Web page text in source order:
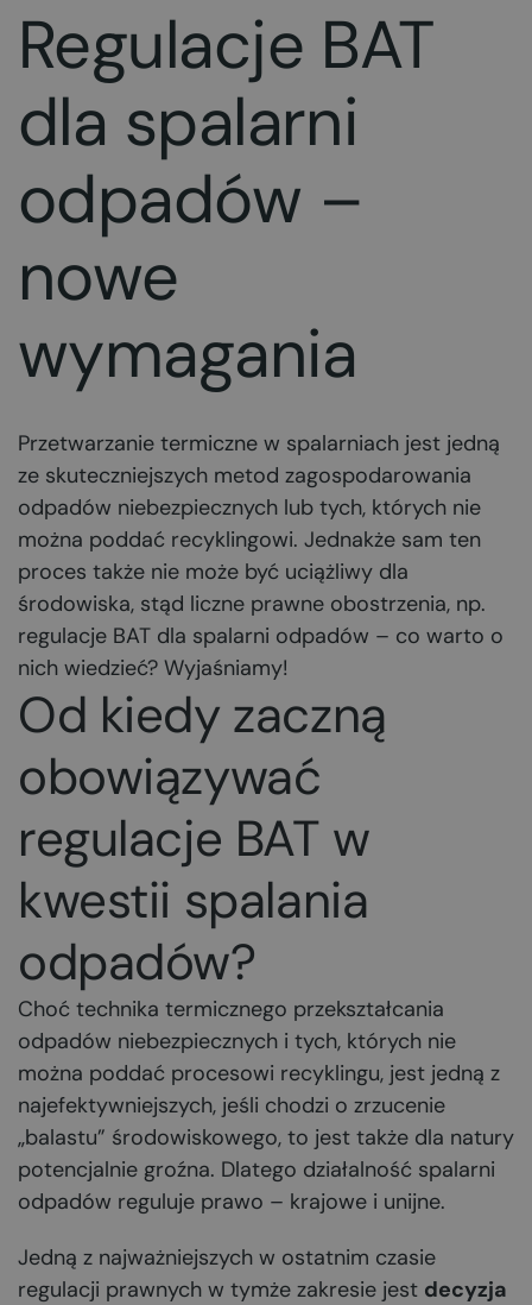
Regulacje BAT
dla spalarni
odpadów –
nowe
wymagania
Przetwarzanie termiczne w spalarniach jest jedną
ze skuteczniejszych metod zagospodarowania
odpadów niebezpiecznych lub tych, których nie
można poddać recyklingowi. Jednakże sam ten
proces także nie może być uciążliwy dla
środowiska, stąd liczne prawne obostrzenia, np.
regulacje BAT dla spalarni odpadów – co warto o
nich wiedzieć? Wyjaśniamy!
Od kiedy zaczną
obowiązywać
regulacje BAT w
kwestii spalania
odpadów?
Choć technika termicznego przekształcania
odpadów niebezpiecznych i tych, których nie
można poddać procesowi recyklingu, jest jedną z
najefektywniejszych, jeśli chodzi o zrzucenie
„balastu” środowiskowego, to jest także dla natury
potencjalnie groźna. Dlatego działalność spalarni
odpadów reguluje prawo – krajowe i unijne.
Jedną z najważniejszych w ostatnim czasie
regulacji prawnych w tymże zakresie jest decyzja